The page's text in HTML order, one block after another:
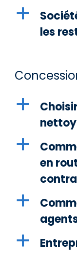
a
les
a
a
en
a
a